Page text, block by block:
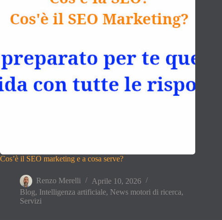
Cos’è il SEO marketing e a cosa serve?
Renzo Merelli
Aprile 10, 2026
Blog, Intelligenza artificiale, News motori di ricerca,
Servizi